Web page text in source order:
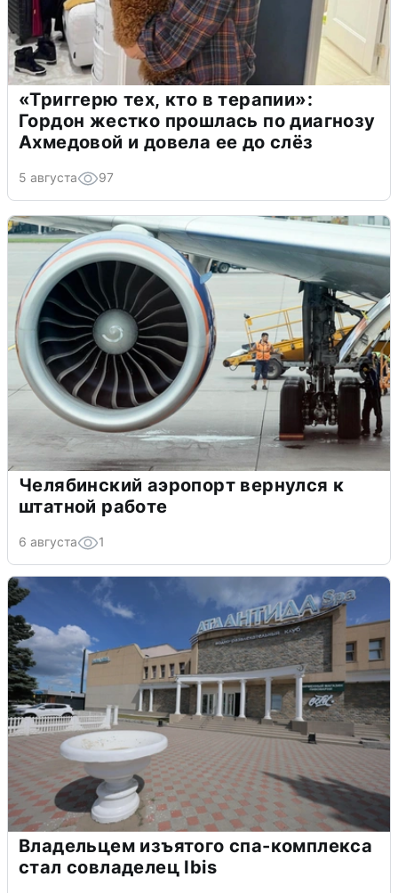
«Триггерю тех, кто в терапии»:
Гордон жестко прошлась по диагнозу
Ахмедовой и довела ее до слёз
5 августа 97
Челябинский аэропорт вернулся к
штатной работе
6 августа 1
Владельцем изъятого спа-комплекса
стал совладелец Ibis